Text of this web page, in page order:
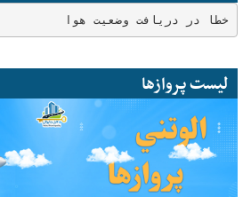
خطا در دریافت وضعیت هوا
لیست پروازها